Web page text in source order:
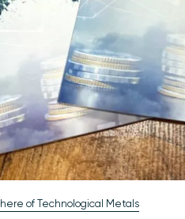
of Technological Metals